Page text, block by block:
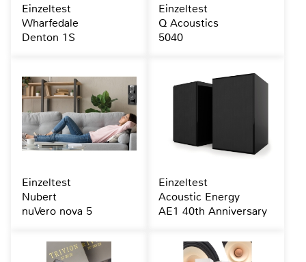
Einzeltest
Wharfedale
Denton 1S
Einzeltest
Q Acoustics
5040
Einzeltest
Nubert
nuVero nova 5
Einzeltest
Acoustic Energy
AE1 40th Anniversary